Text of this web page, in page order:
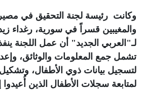
وكانت رئيسة لجنة التحقيق في مصير
والمغيبين قسراً في سورية، رغداء
لـ"العربي الجديد" أن عمل اللجنة
تشمل جمع المعلومات والوثائق،
لتسجيل بيانات ذوي الأطفال،
لمتابعة سجلات الأطفال الذين أُعيدوا